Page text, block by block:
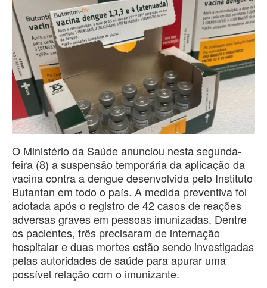
O Ministério da Saúde anunciou nesta segunda-
feira (8) a suspensão temporária da aplicação da
vacina contra a dengue desenvolvida pelo Instituto
Butantan em todo o país. A medida preventiva foi
adotada após o registro de 42 casos de reações
adversas graves em pessoas imunizadas. Dentre
os pacientes, três precisaram de internação
hospitalar e duas mortes estão sendo investigadas
pelas autoridades de saúde para apurar uma
possível relação com o imunizante.